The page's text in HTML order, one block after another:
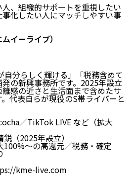
、組織的サポートを重視したい
化したい人にマッチしやすい事
イーライブ）
自分らしく輝ける」「税務含めて
の新興事務所です。2025年設立
感の近さと生活面まで含めたサ
代表自らが現役のS帯ライバーと
／TikTok LIVE など（拡大
（2025年設立）
100%〜の高還元／税務・確定
kme-live.com